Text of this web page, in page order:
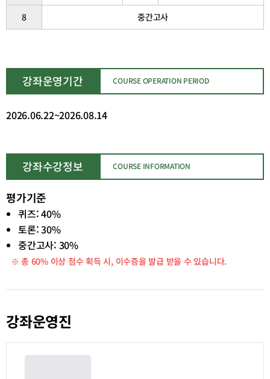
8
중간고사
강좌운영기간 COURSE OPERATION PERIOD
2026.06.22~2026.08.14
강좌수강정보 COURSE INFORMATION
평가기준
퀴즈:40%
토론:30%
중간고사: 30%
※ 총 60% 이상 점수 획득 시, 이수증을 발급 받을 수 있습니다.
강좌운영진